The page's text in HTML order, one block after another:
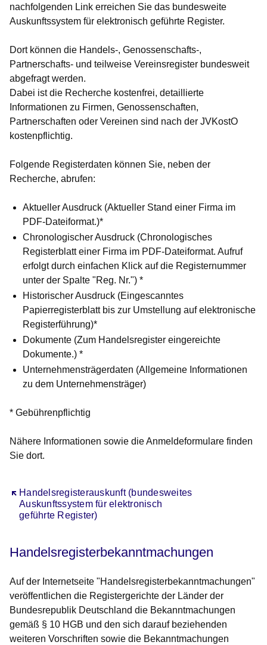
nachfolgenden Link erreichen Sie das bundesweite
Auskunftssystem für elektronisch geführte Register.
Dort können die Handels-, Genossenschafts-,
Partnerschafts- und teilweise Vereinsregister bundesweit
abgefragt werden.
Dabei ist die Recherche kostenfrei, detaillierte
Informationen zu Firmen, Genossenschaften,
Partnerschaften oder Vereinen sind nach der JVKostO
kostenpflichtig.
Folgende Registerdaten können Sie, neben der
Recherche, abrufen:
Aktueller Ausdruck (Aktueller Stand einer Firma im
PDF-Dateiformat.)*
Chronologischer Ausdruck (Chronologisches
Registerblatt einer Firma im PDF-Dateiformat. Aufruf
erfolgt durch einfachen Klick auf die Registernummer
unter der Spalte "Reg. Nr.") *
Historischer Ausdruck (Eingescanntes
Papierregisterblatt bis zur Umstellung auf elektronische
Registerführung)*
Dokumente (Zum Handelsregister eingereichte
Dokumente.) *
Unternehmensträgerdaten (Allgemeine Informationen
zu dem Unternehmensträger)
* Gebührenpflichtig
Nähere Informationen sowie die Anmeldeformulare finden
Sie dort.
Handelsregisterauskunft (bundesweites
Auskunftssystem für elektronisch
geführte Register)
Öffnet sich in einem neuen Fenster
Handelsregisterbekanntmachungen
Auf der Internetseite "Handelsregisterbekanntmachungen"
veröffentlichen die Registergerichte der Länder der
Bundesrepublik Deutschland die Bekanntmachungen
gemäß § 10 HGB und den sich darauf beziehenden
weiteren Vorschriften sowie die Bekanntmachungen